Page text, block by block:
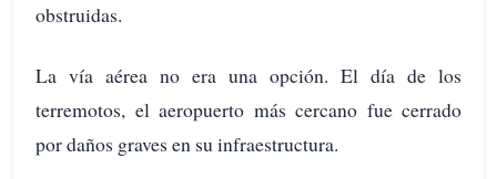
obstruidas.
La vía aérea no era una opción. El día de los
terremotos, el aeropuerto más cercano fue cerrado
por daños graves en su infraestructura.